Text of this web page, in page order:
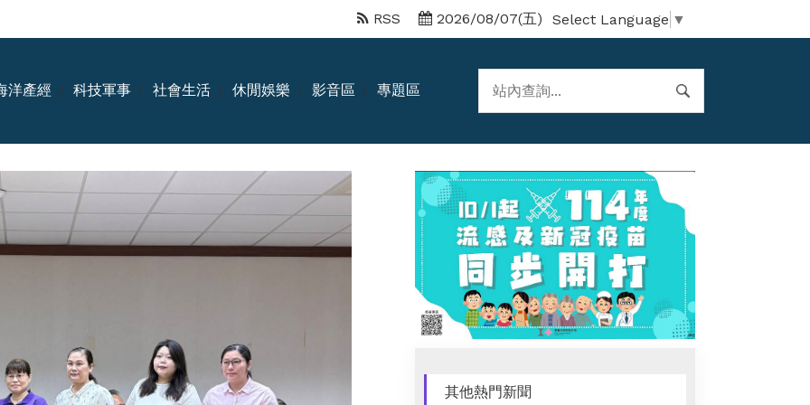
Select Language ▼
2026/08/07(五)
RSS
洋產經 科技軍事 社會生活 休閒娛樂 影音區 專題區
其他熱門新聞